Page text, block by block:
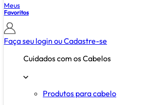
Meus
Favoritos
Faça seu login ouCadastre-se
Cuidados com os Cabelos
Produtos para cabelo